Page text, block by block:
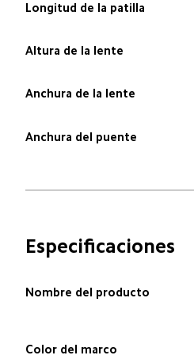
Longitud de la patilla
Altura de la lente
Anchura de la lente
Anchura del puente
Especificaciones
Nombre del producto
Color del marco